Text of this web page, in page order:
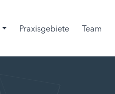
Praxisgebiete Team